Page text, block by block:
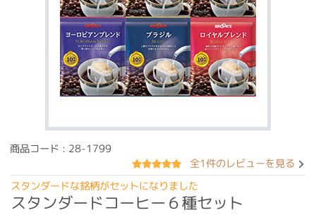
商品コード : 28-1799
全1件のレビューを見る
スタンダードな銘柄がセットになりました
スタンダードコーヒー６種セット